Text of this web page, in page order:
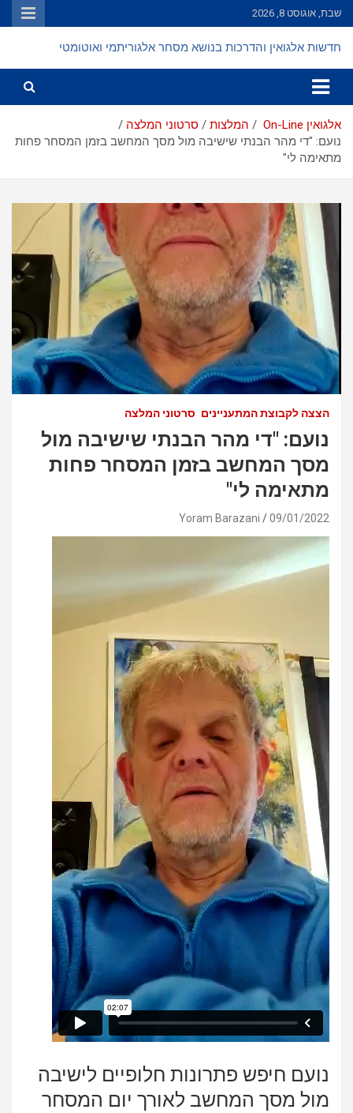
Skip
to
שבת, אוגוסט 8, 2026
חדשות אלגואין והדרכות בנושא מסחר אלגוריתמי ואוטומטי
אלגואין On-Line המלצות
סרטוני המלצה
נועם: "די מהר הבנתי שישיבה מול מסך המחשב בזמן המסחר פחות
מתאימה לי"
הצצה לקבוצת המתעניינים סרטוני המלצה
נועם: "די מהר הבנתי שישיבה מול
מסך המחשב בזמן המסחר פחות
מתאימה לי"
09/01/2022
Yoram Barazani
נועם חיפש פתרונות חלופיים לישיבה
מול מסך המחשב לאורך יום המסחר